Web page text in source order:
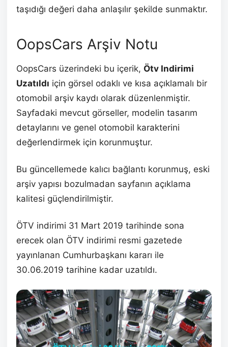
taşıdığı değeri daha anlaşılır şekilde sunmaktır.
OopsCars Arşiv Notu
OopsCars üzerindeki bu içerik, Ötv Indirimi
Uzatıldı için görsel odaklı ve kısa açıklamalı bir
otomobil arşiv kaydı olarak düzenlenmiştir.
Sayfadaki mevcut görseller, modelin tasarım
detaylarını ve genel otomobil karakterini
değerlendirmek için korunmuştur.
Bu güncellemede kalıcı bağlantı korunmuş, eski
arşiv yapısı bozulmadan sayfanın açıklama
kalitesi güçlendirilmiştir.
ÖTV indirimi 31 Mart 2019 tarihinde sona
erecek olan ÖTV indirimi resmi gazetede
yayınlanan Cumhurbaşkanı kararı ile
30.06.2019 tarihine kadar uzatıldı.